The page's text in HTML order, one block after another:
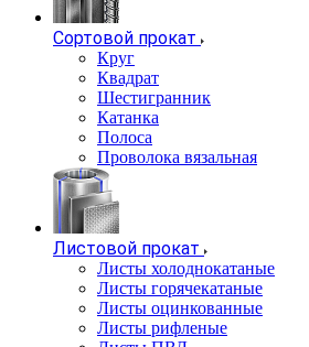
Сортовой прокат
Круг
Квадрат
Шестигранник
Катанка
Полоса
Проволока вязальная
Листовой прокат
Листы холоднокатаные
Листы горячекатаные
Листы оцинкованные
Листы рифленые